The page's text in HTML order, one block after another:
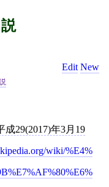
Edit New
成29(2017)年3月19
wiki/%E4%